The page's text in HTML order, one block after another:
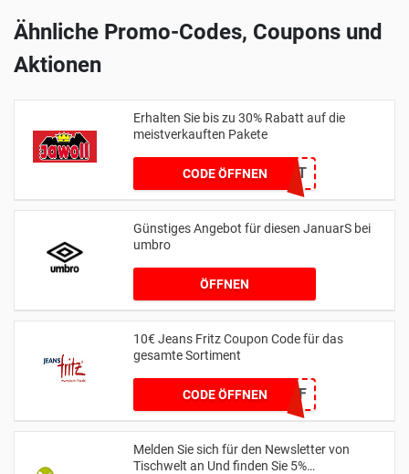
Ähnliche Promo-Codes, Coupons und
Aktionen
Erhalten Sie bis zu 30% Rabatt auf die
meistverkauften Pakete
CODE ÖFFNEN
KEIN CODE BENÖTIGT
Günstiges Angebot für diesen JanuarS bei
umbro
ÖFFNEN
10€ Jeans Fritz Coupon Code für das
gesamte Sortiment
CODE ÖFFNENWCOM2JF
Melden Sie sich für den Newsletter von
Tischwelt an Und finden Sie 5%